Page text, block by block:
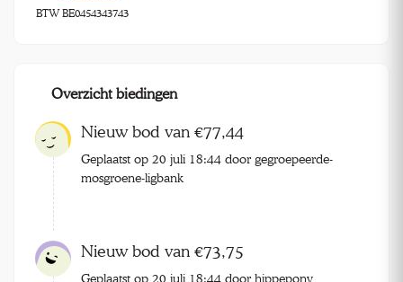
BTW BE0454343743
Overzicht biedingen
Nieuw bod van €77,44
Geplaatst op 20 juli 18:44 door gegroepeerde-
mosgroene-ligbank
Nieuw bod van €73,75
Geplaatst op 20 juli 18:44 door hippepony